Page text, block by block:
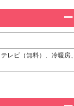
レビ（無料）、冷暖房、